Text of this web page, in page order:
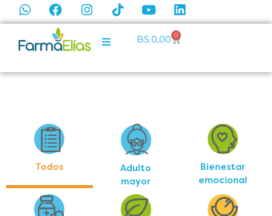
BS.0,00 0
Todos
Adulto
mayor
Bienestar
emocional